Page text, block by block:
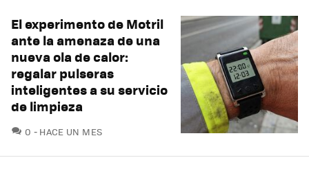
El experimento de Motril
ante la amenaza de una
nueva ola de calor:
regalar pulseras
inteligentes a su servicio
de limpieza
0 COMENTARIOS
HACE UN MES